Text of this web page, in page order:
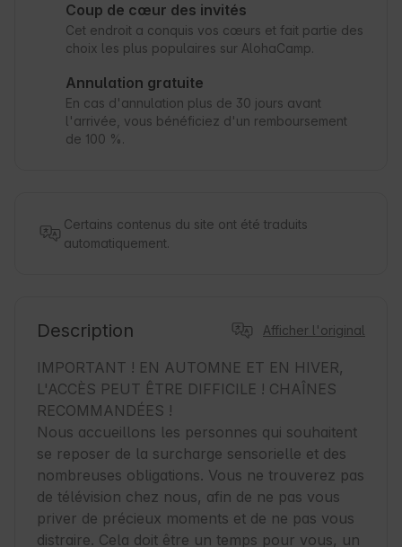
Coup de cœur des invités
Cet endroit a conquis vos cœurs et fait partie des
choix les plus populaires sur AlohaCamp.
Annulation gratuite
En cas d'annulation plus de 30 jours avant
l'arrivée, vous bénéficiez d'un remboursement
de 100 %.
Certains contenus du site ont été traduits
automatiquement.
Description Afficher l'original
IMPORTANT ! EN AUTOMNE ET EN HIVER,
L'ACCÈS PEUT ÊTRE DIFFICILE ! CHAÎNES
RECOMMANDÉES !
Nous accueillons les personnes qui souhaitent
se reposer de la surcharge sensorielle et des
nombreuses obligations. Vous ne trouverez pas
de télévision chez nous, afin de ne pas vous
priver de précieux moments et de ne pas vous
distraire. Cela doit être un temps pour vous, un